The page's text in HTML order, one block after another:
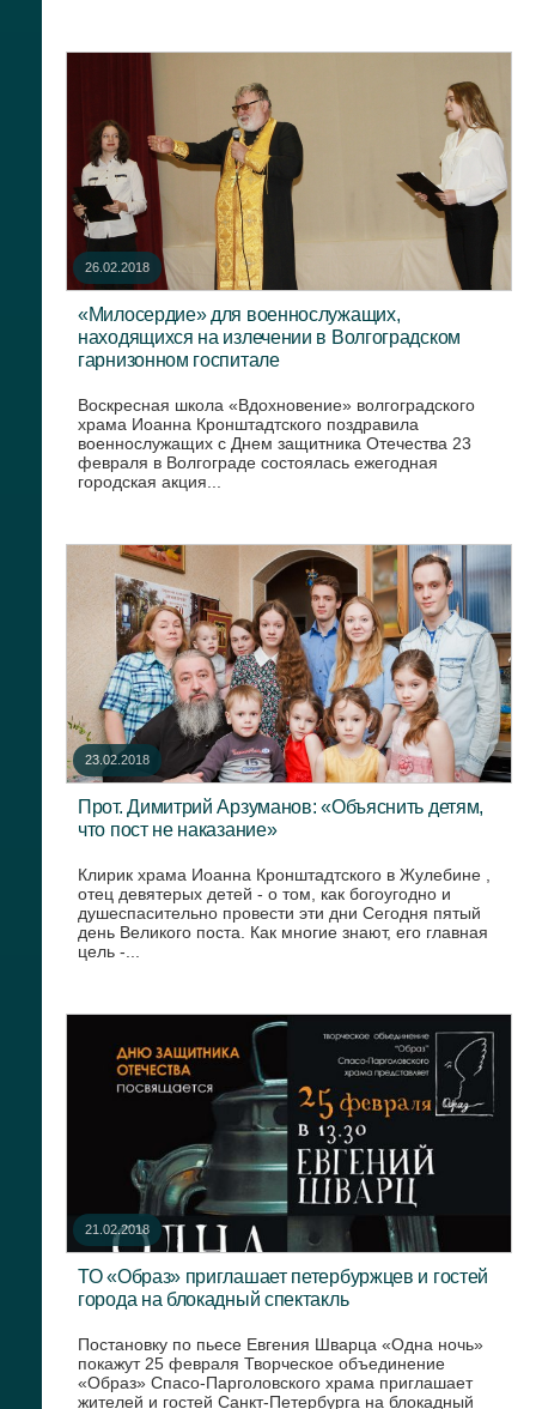
26.02.2018
«Милосердие» для военнослужащих,
находящихся на излечении в Волгоградском
гарнизонном госпитале
Воскресная школа «Вдохновение» волгоградского
храма Иоанна Кронштадтского поздравила
военнослужащих с Днем защитника Отечества 23
февраля в Волгограде состоялась ежегодная
городская акция...
23.02.2018
Прот. Димитрий Арзуманов: «Объяснить детям,
что пост не наказание»
Клирик храма Иоанна Кронштадтского в Жулебине ,
отец девятерых детей - о том, как богоугодно и
душеспасительно провести эти дни Сегодня пятый
день Великого поста. Как многие знают, его главная
цель -...
21.02.2018
ТО «Образ» приглашает петербуржцев и гостей
города на блокадный спектакль
Постановку по пьесе Евгения Шварца «Одна ночь»
покажут 25 февраля Творческое объединение
«Образ» Спасо-Парголовского храма приглашает
жителей и гостей Санкт-Петербурга на блокадный